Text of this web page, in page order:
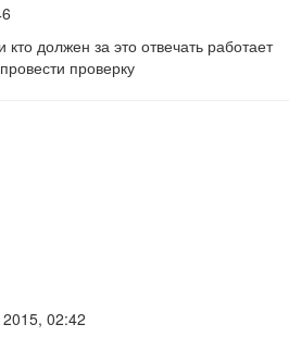
должен за это отвечать работает
проверку
02:42